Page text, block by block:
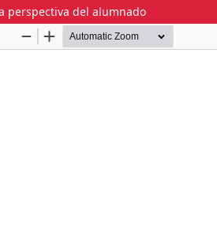
perspectiva del alumnado